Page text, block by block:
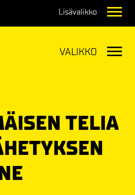
TELIA